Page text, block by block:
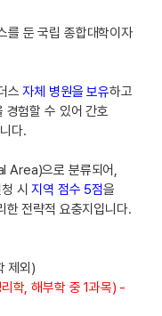
를 둔 국립 종합대학이자
스자체 병원을 보유하고
경험할 수 있어 간호
다.
Area)으로 분류되어,
청 시지역 점수 5점을
한 전략적 요충지입니다.
제외)
학, 해부학 중 1과목) -